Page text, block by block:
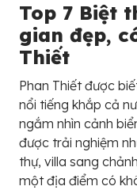
Top 7 Biệt
gian đẹp,
Thiết
Phan Thiết được
nổi tiếng khắp cả
ngắm nhìn cảnh
được trải nghiệm
thự, villa sang
một địa điểm có